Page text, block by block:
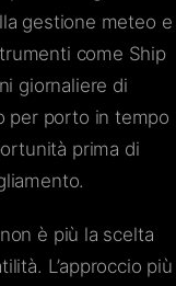
gestione meteo e
come Ship
giornaliere di
per porto in tempo
prima di
è più la scelta
L’approccio più